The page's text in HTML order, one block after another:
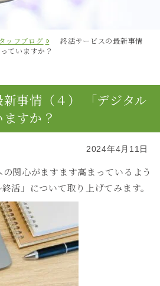
ッフブログ
終活サービスの最新事情
ていますか？
事情（４） 「デジタル
すか？
2024年4月11日
関心がますます高まっているよう
活」について取り上げてみます。